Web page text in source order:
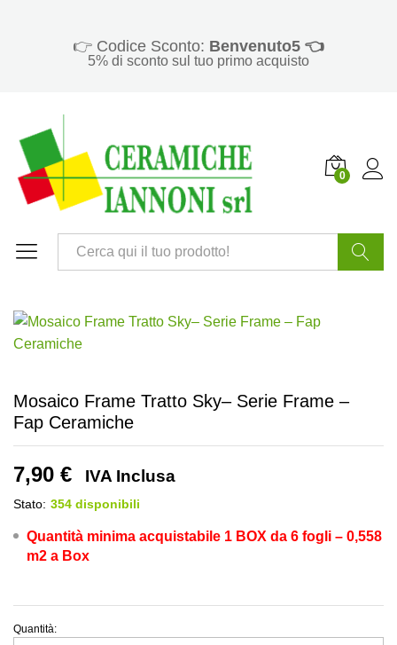
👉 Codice Sconto: Benvenuto5 👈
5% di sconto sul tuo primo acquisto
0
Mosaico Frame Tratto Sky– Serie Frame –
Fap Ceramiche
7,90 € IVA Inclusa
Stato: 354 disponibili
Quantità minima acquistabile 1 BOX da 6 fogli – 0,558
m2 a Box
Mosaico
Quantità: